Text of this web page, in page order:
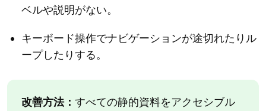
ベルや説明がない。
キーボード操作でナビゲーションが途切れたりル
ープしたりする。
改善方法： すべての静的資料をアクセシブル